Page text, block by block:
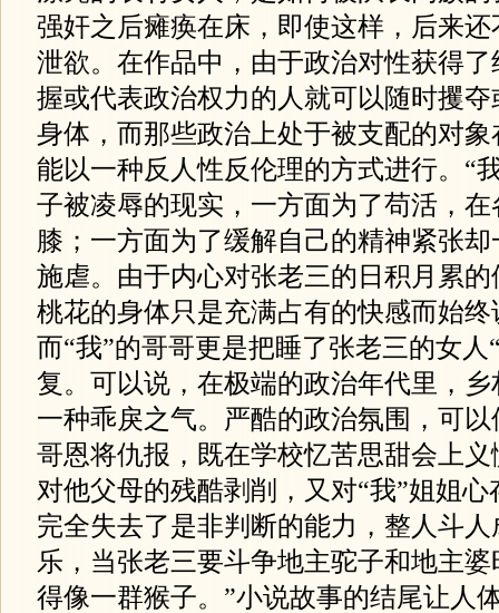
强奸之后瘫痪在床，即使这样，后来
泄欲。在作品中，由于政治对性获得
握或代表政治权力的人就可以随时攫
身体，而那些政治上处于被支配的对
能以一种反人性反伦理的方式进行。“
子被凌辱的现实，一方面为了苟活，
膝；一方面为了缓解自己的精神紧张
施虐。由于内心对张老三的日积月累的
桃花的身体只是充满占有的快感而始
而“我”的哥哥更是把睡了张老三的女人
复。可以说，在极端的政治年代里，
一种乖戾之气。严酷的政治氛围，可以
哥恩将仇报，既在学校忆苦思甜会上
对他父母的残酷剥削，又对“我”姐姐
完全失去了是非判断的能力，整人斗
乐，当张老三要斗争地主驼子和地主
得像一群猴子。”小说故事的结尾让人